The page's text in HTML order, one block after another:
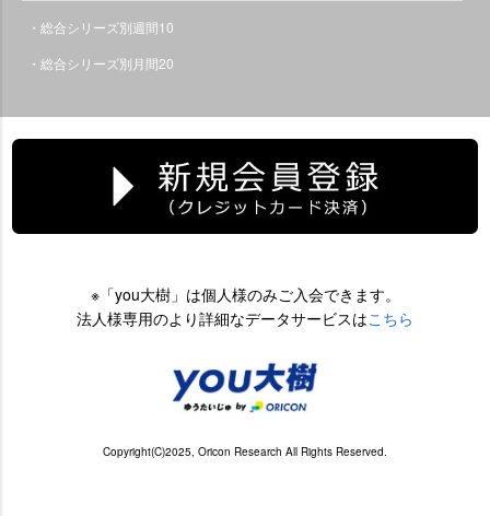
・総合シリーズ別週間10
・総合シリーズ別月間20
※「you大樹」は個人様のみご入会できます。
法人様専用のより詳細なデータサービスはこちら
Copyright(C)2025, Oricon Research All Rights Reserved.